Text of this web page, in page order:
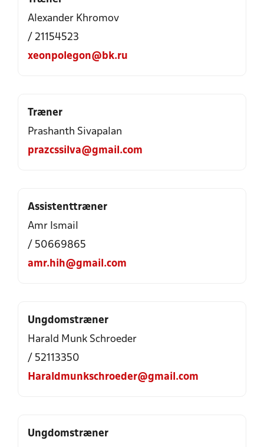
Alexander Khromov
/ 21154523
xeonpolegon@bk.ru
Træner
Prashanth Sivapalan
prazcssilva@gmail.com
Assistenttræner
Amr Ismail
/ 50669865
amr.hih@gmail.com
Ungdomstræner
Harald Munk Schroeder
/ 52113350
Haraldmunkschroeder@gmail.com
Ungdomstræner